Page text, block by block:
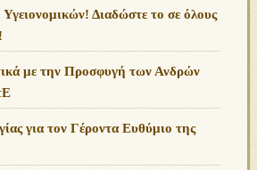
Διαδώστε το σε όλους
με την Προσφυγή των Ανδρών
για τον Γέροντα Ευθύμιο της